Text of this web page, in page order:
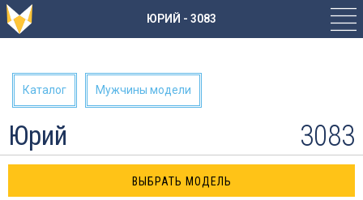
ЮРИЙ - 3083
Каталог Мужчины модели
Юрий 3083